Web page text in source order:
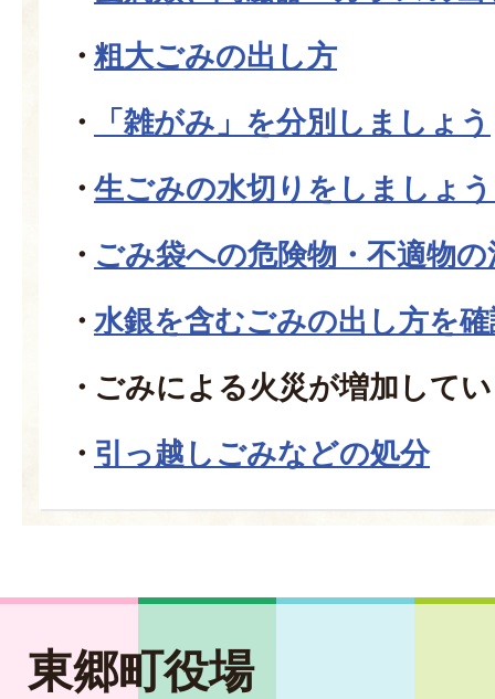
粗大ごみの出し方
「雑がみ」を分別しましょう
生ごみの水切りをしましょ
ごみ袋への危険物・不適物
水銀を含むごみの出し方を
ごみによる火災が増加して
引っ越しごみなどの処分
東郷町役場